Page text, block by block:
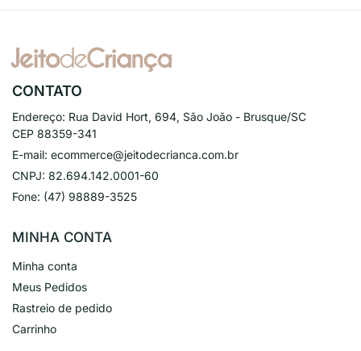
CONTATO
Endereço: Rua David Hort, 694, São João - Brusque/SC
CEP 88359-341
E-mail: ecommerce@jeitodecrianca.com.br
CNPJ: 82.694.142.0001-60
Fone: (47) 98889-3525
MINHA CONTA
Minha conta
Meus Pedidos
Rastreio de pedido
Carrinho